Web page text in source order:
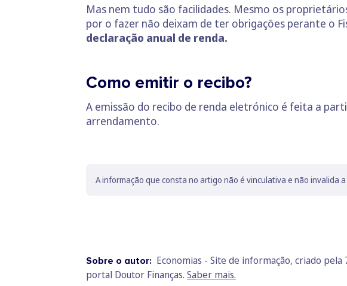
Mas nem tudo são facilidades. Mesmo os
por o fazer não deixam de ter obrigações perante o
declaração anual de renda.
Como emitir o recibo?
A emissão do recibo de renda eletrónico é feita a
arrendamento.
A informação que consta no artigo não é vinculativa e não
Sobre o autor: Economias - Site de informação, criado
portal Doutor Finanças. Saber mais.